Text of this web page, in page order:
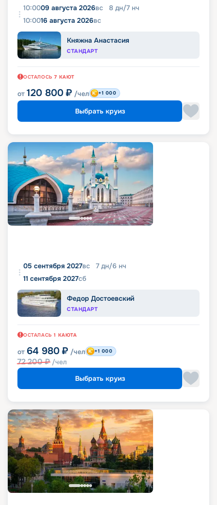
10:0009 августа 2026вс 8 дн/7 нч
10:0016 августа 2026вс
Княжна Анастасия
СТАНДАРТ
ОСТАЛОСЬ 7 КАЮТ
от 120 800 ₽ /чел +1 000
Выбрать круиз
05 сентября 2027вс 7 дн/6 нч
11 сентября 2027сб
Федор Достоевский
СТАНДАРТ
ОСТАЛАСЬ 1 КАЮТА
от 64 980 ₽ /чел
72 200₽ /чел
+1 000
Выбрать круиз